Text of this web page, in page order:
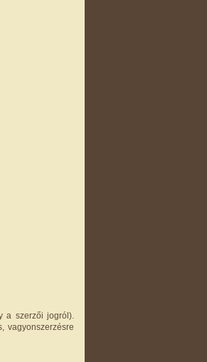
a szerzői jogról).
vagyonszerzésre